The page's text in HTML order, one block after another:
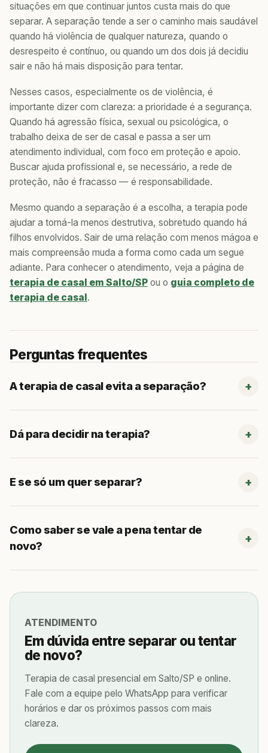
situações em que continuar juntos custa mais do que
separar. A separação tende a ser o caminho mais saudável
quando há violência de qualquer natureza, quando o
desrespeito é contínuo, ou quando um dos dois já decidiu
sair e não há mais disposição para tentar.
Nesses casos, especialmente os de violência, é
importante dizer com clareza: a prioridade é a segurança.
Quando há agressão física, sexual ou psicológica, o
trabalho deixa de ser de casal e passa a ser um
atendimento individual, com foco em proteção e apoio.
Buscar ajuda profissional e, se necessário, a rede de
proteção, não é fracasso — é responsabilidade.
Mesmo quando a separação é a escolha, a terapia pode
ajudar a torná-la menos destrutiva, sobretudo quando há
filhos envolvidos. Sair de uma relação com menos mágoa e
mais compreensão muda a forma como cada um segue
adiante. Para conhecer o atendimento, veja a página de
terapia de casal em Salto/SP ou o guia completo de
terapia de casal .
Perguntas frequentes
A terapia de casal evita a separação?
Dá para decidir na terapia?
E se só um quer separar?
Como saber se vale a pena tentar de
novo?
ATENDIMENTO
Em dúvida entre separar ou tentar
de novo?
Terapia de casal presencial em Salto/SP e online.
Fale com a equipe pelo WhatsApp para verificar
horários e dar os próximos passos com mais
clareza.